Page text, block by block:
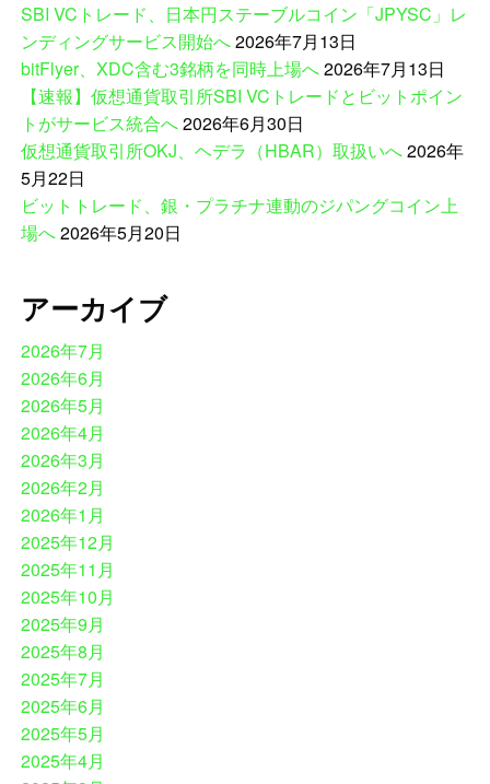
SBI VCトレード、日本円ステーブルコイン「JPYSC」レ
ンディングサービス開始へ2026年7月13日
bitFlyer、XDC含む3銘柄を同時上場へ2026年7月13日
【速報】仮想通貨取引所SBI VCトレードとビットポイン
トがサービス統合へ2026年6月30日
仮想通貨取引所OKJ、ヘデラ（HBAR）取扱いへ2026年
5月22日
ビットトレード、銀・プラチナ連動のジパングコイン上
場へ2026年5月20日
アーカイブ
2026年7月
2026年6月
2026年5月
2026年4月
2026年3月
2026年2月
2026年1月
2025年12月
2025年11月
2025年10月
2025年9月
2025年8月
2025年7月
2025年6月
2025年5月
2025年4月